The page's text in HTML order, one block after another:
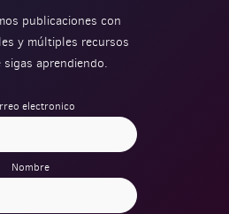
publicaciones con
y múltiples recursos
sigas aprendiendo.
electronico
Nombre